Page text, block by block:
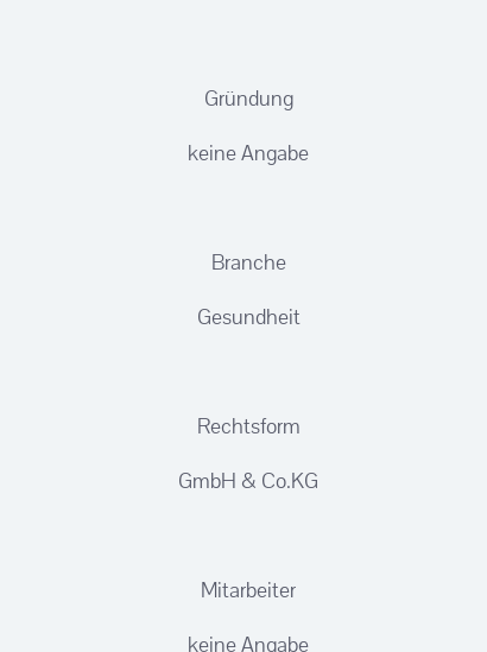
Gründung
keine Angabe
Branche
Gesundheit
Rechtsform
GmbH & Co.KG
Mitarbeiter
keine Angabe